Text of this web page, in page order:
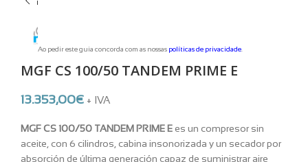
Ao pedir este guia concorda com as nossas políticas de privacidade
MGF CS 100/50 TANDEM PRIME E
13.353,00€ + IVA
MGF CS 100/50 TANDEM PRIME Ees un compresor sin
aceite, con 6 cilindros, cabina insonorizada y un secador por
absorción de última generación capaz de suministrar aire